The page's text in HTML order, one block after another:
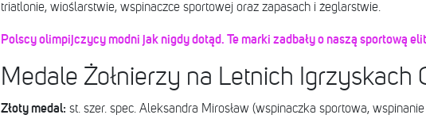
triatlonie, wioślarstwie, wspinaczce sportowej oraz zapasach i żeglarstwie.
Polscy olimpijczycy modni jak nigdy dotąd. Te marki zadbały o naszą sportową
Medale Żołnierzy na Letnich Igrzyskach
Złoty medal: st. szer. spec. Aleksandra Mirosław (wspinaczka sportowa,